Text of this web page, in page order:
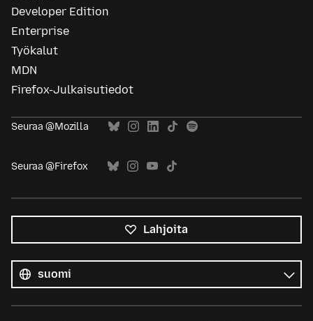
Developer Edition
Enterprise
Työkalut
MDN
Firefox-Julkaisutiedot
Seuraa @Mozilla
Seuraa @Firefox
Lahjoita
kielet
Kieli